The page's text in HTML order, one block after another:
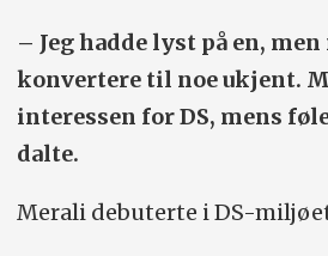
– Jeg hadde lyst på en,
konvertere til noe ukjent.
interessen for DS, mens
dalte.
Merali debuterte i DS-